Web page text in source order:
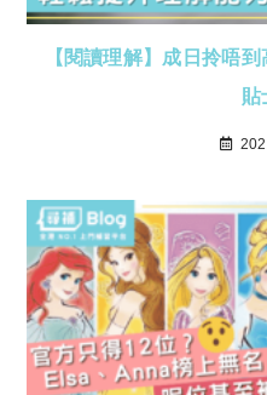
【閱讀理解】成日拎唔
貼